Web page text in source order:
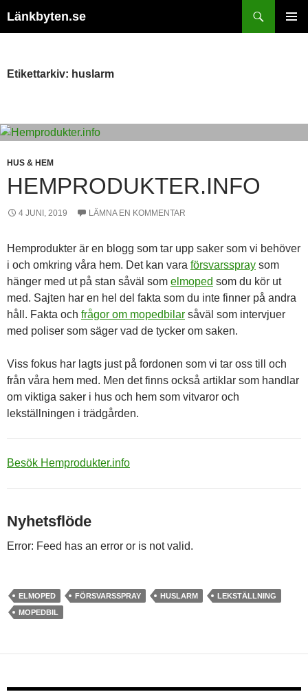
till
Länkbyten.se
Etikettarkiv: huslarm
HUS & HEM
HEMPRODUKTER.INFO
4 JUNI, 2019 LÄMNA EN KOMMENTAR
Hemprodukter är en blogg som tar upp saker som vi behöver
i och omkring våra hem. Det kan vara försvarsspray som
hänger med ut på stan såväl som elmoped som du kör ut
med. Sajten har en hel del fakta som du inte finner på andra
håll. Fakta och frågor om mopedbilar såväl som intervjuer
med poliser som säger vad de tycker om saken.
Viss fokus har lagts just på fordonen som vi tar oss till och
från våra hem med. Men det finns också artiklar som handlar
om viktiga saker i hus och hem som vitvaror och
lekställningen i trädgården.
Besök Hemprodukter.info
Nyhetsflöde
Error: Feed has an error or is not valid.
ELMOPED FÖRSVARSSPRAY HUSLARM
LEKSTÄLLNING
MOPEDBIL